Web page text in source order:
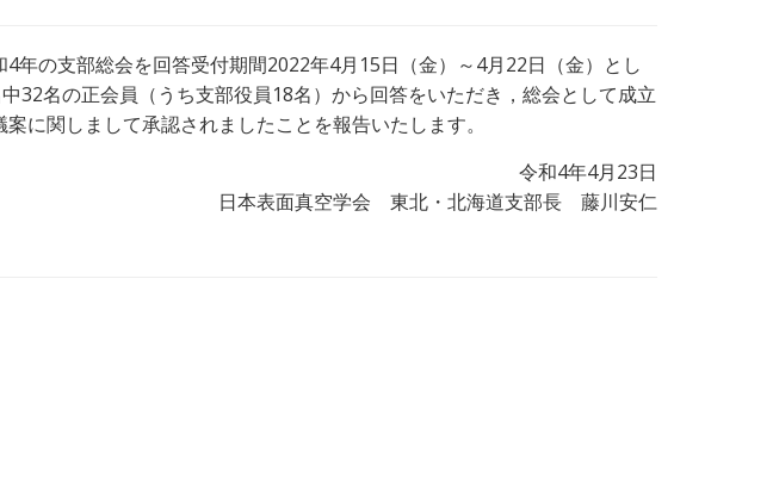
年の支部総会を回答受付期間2022年4月15日（金）～4月22日（金）とし
32名の正会員（うち支部役員18名）から回答をいただき，総会として成立
に関しまして承認されましたことを報告いたします。
令和4年4月23日
日本表面真空学会 東北・北海道支部長 藤川安仁